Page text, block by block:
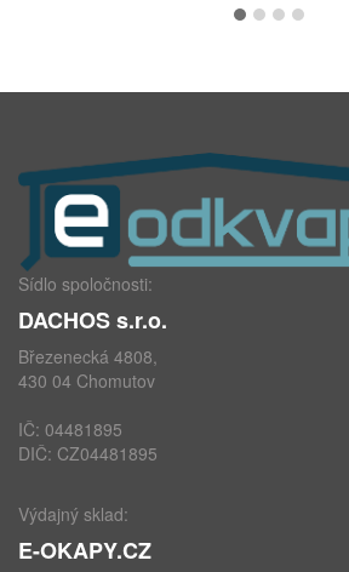
Sídlo spoločnosti:
DACHOS s.r.o.
Březenecká 4808,
430 04 Chomutov
IČ: 04481895
DIČ: CZ04481895
Výdajný sklad:
E-OKAPY.CZ